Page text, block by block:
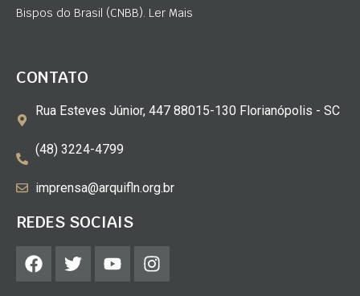
Bispos do Brasil (CNBB). Ler Mais
CONTATO
Rua Esteves Júnior, 447 88015-130 Florianópolis - SC
(48) 3224-4799
imprensa@arquifln.org.br
REDES SOCIAIS